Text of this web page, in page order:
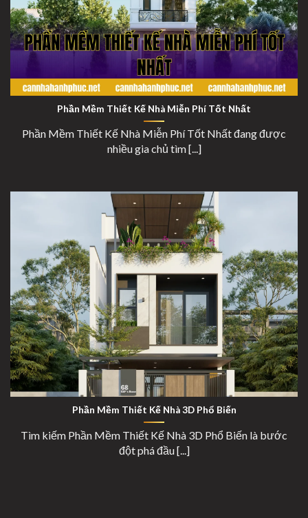
Phần Mềm Thiết Kế Nhà Miễn Phí Tốt Nhất
Phần Mềm Thiết Kế Nhà Miễn Phí Tốt Nhất
Phần Mềm Thiết Kế Nhà Miễn Phí Tốt Nhất đang được
nhiều gia chủ tìm [...]
Phần Mềm Thiết Kế Nhà 3D Phổ Biến
Phần Mềm Thiết Kế Nhà 3D Phổ Biến
Tìm kiếm Phần Mềm Thiết Kế Nhà 3D Phổ Biến là bước
đột phá đầu [...]